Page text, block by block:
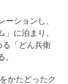
ションし、
」に泊まり、
る「どん兵衛
かたどったク